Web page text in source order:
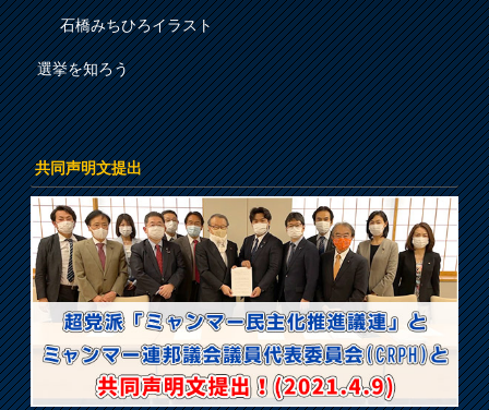
石橋みちひろイラスト
選挙を知ろう
共同声明文提出